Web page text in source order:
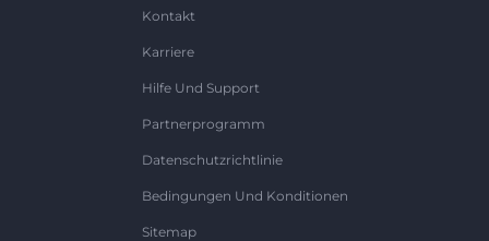
Kontakt
Karriere
Hilfe Und Support
Partnerprogramm
Datenschutzrichtlinie
Bedingungen Und Konditionen
Sitemap